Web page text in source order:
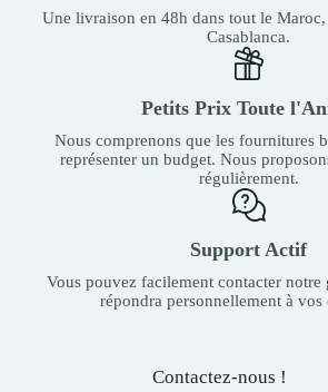
Une livraison en 48h dans tout le
Casablanca.
Petits Prix Toute
Nous comprenons que les fournitures
représenter un budget. Nous
régulièrement.
Support Actif
Vous pouvez facilement contacter notre
répondra personnellement à vos
Contactez-nous !